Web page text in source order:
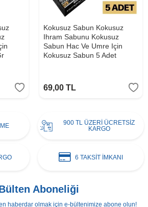
Kokusuz Sabun Kokusuz
Ihram Sabunu Kokusuz
Sabun Hac Ve Umre Için
Kokusuz Sabun 5 Adet
69,00TL
900 TL ÜZERİ ÜCRETSİZ
KARGO
6 TAKSİT İMKANI
Aboneliği
haberdar olmak için e-bültenimize abone olun!